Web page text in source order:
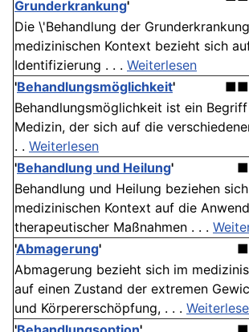
Grunderkrankung'
Die \'Behandlung der
medizinischen Kontext bezieht sich
Identifizierung . . . Weiterlesen
'Behandlungsmöglichkeit'
Behandlungsmöglichkeit ist ein
Medizin, der sich auf die
. . Weiterlesen
'Behandlung und Heilung'
Behandlung und Heilung beziehen
medizinischen Kontext auf die
therapeutischer Maßnahmen . . .
'Abmagerung'
Abmagerung bezieht sich im
auf einen Zustand der extremen
und Körpererschöpfung, . . .